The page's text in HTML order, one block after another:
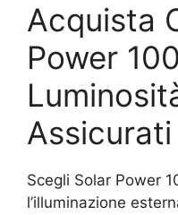
Acquista
Power
Assicurati
Scegli Solar Power
l’illuminazione